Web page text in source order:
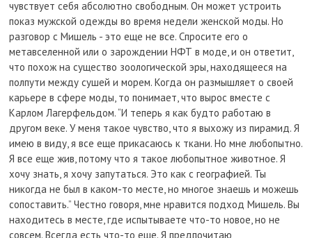
чувствует себя абсолютно свободным. Он может устроить
показ мужской одежды во время недели женской моды. Но
разговор с Мишель - это еще не все. Спросите его о
метавселенной или о зарождении НФТ в моде, и он ответит,
что похож на существо зоологической эры, находящееся на
полпути между сушей и морем. Когда он размышляет о своей
карьере в сфере моды, то понимает, что вырос вместе с
Карлом Лагерфельдом. “И теперь я как будто работаю в
другом веке. У меня такое чувство, что я выхожу из пирамид. Я
имею в виду, я все еще прикасаюсь к ткани. Но мне любопытно.
Я все еще жив, потому что я такое любопытное животное. Я
хочу знать, я хочу запутаться. Это как с географией. Ты
никогда не был в каком-то месте, но многое знаешь и можешь
сопоставить.” Честно говоря, мне нравится подход Мишель. Вы
находитесь в месте, где испытываете что-то новое, но не
совсем. Всегда есть что-то еще. Я предпочитаю